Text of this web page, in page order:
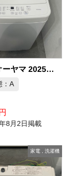
アイリスオーヤマ 2025年製 4.5kg 洗濯機 中古品販売
：A
円
8月2日掲載
家電 , 洗濯機